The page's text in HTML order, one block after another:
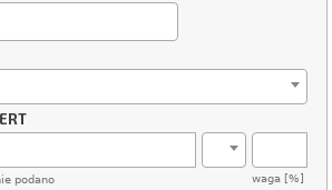
waga [%]
podano